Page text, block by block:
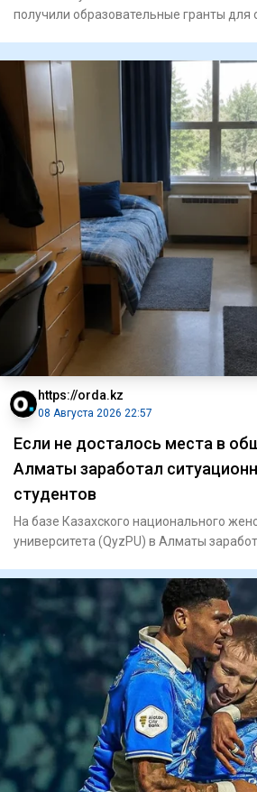
получили образовательные гранты для
https://orda.kz
08 Августа 2026 22:57
Если не досталось места в
Алматы заработал
студентов
На базе Казахского национального
университета (QyzPU) в Алматы